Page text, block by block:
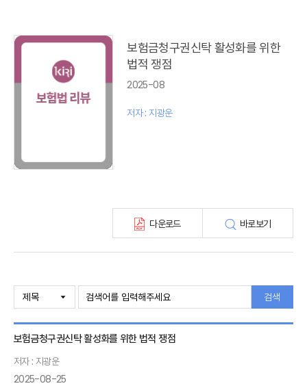
포커스
특별기고
보험법 동향
보험총서
보험회사 재무분석(종간)
보험금청구권신탁 활성화를 위한
법적 쟁점
2025-08
저자 : 지광운
다운로드 바로보기
검색
보험금청구권신탁 활성화를 위한 법적 쟁점
저자 : 지광운
2025-08-25